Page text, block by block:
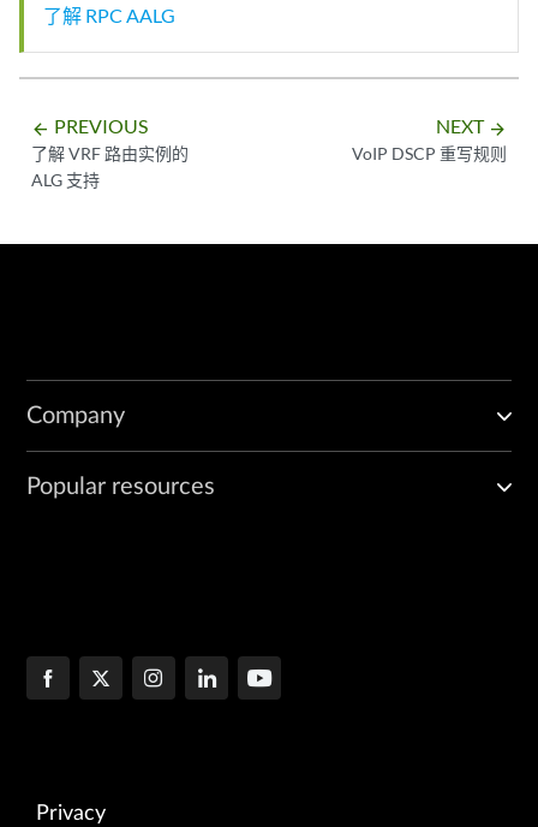
了解 RPC AALG
arrow_backward PREVIOUS
了解 VRF 路由实例的
ALG 支持
NEXT arrow_forward
VoIP DSCP 重写规则
Company
Popular resources
Privacy